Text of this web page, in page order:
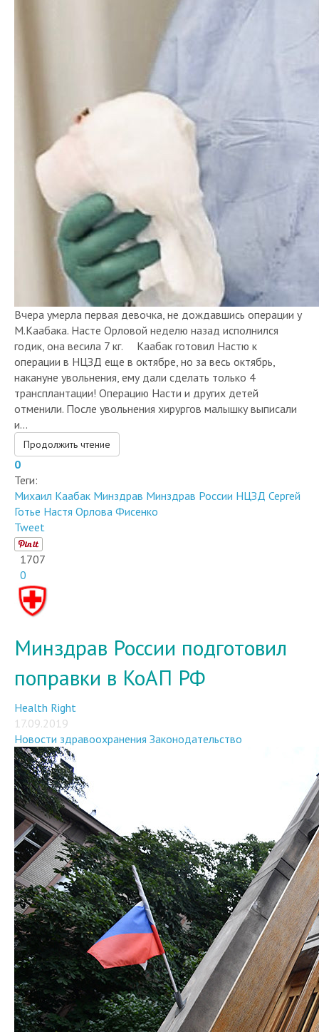
Вчера умерла первая девочка, не дождавшись операции у
М.Каабака. Насте Орловой неделю назад исполнился
годик, она весила 7 кг. ⠀ Каабак готовил Настю к
операции в НЦЗД еще в октябре, но за весь октябрь,
накануне увольнения, ему дали сделать только 4
трансплантации! Операцию Насти и других детей
отменили. После увольнения хирургов малышку выписали
и...
Продолжить чтение
0
Теги:
Михаил Каабак Минздрав Минздрав России НЦЗД Сергей
Готье Настя Орлова Фисенко
Tweet
1707
0
Минздрав России подготовил
поправки в КоАП РФ
Health Right
17.09.2019
Новости здравоохранения Законодательство